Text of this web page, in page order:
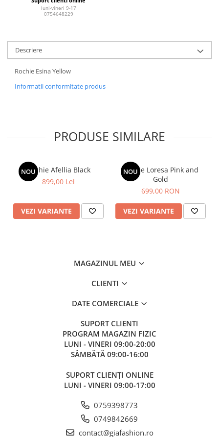
luni-vineri 9-17
0754648229
Descriere
Rochie Esina Yellow
Informatii conformitate produs
PRODUSE SIMILARE
NOU
Rochie Afellia Black
899,00 Lei
VEZI VARIANTE
NOU
Rochie Loresa Pink and
Gold
699,00 RON
VEZI VARIANTE
MAGAZINUL MEU
CLIENTI
DATE COMERCIALE
SUPORT CLIENTI
PROGRAM MAGAZIN FIZIC
LUNI - VINERI 09:00-20:00
SÂMBĂTĂ 09:00-16:00
SUPORT CLIENȚI ONLINE
LUNI - VINERI 09:00-17:00
0759398773
0749842669
contact@giafashion.ro